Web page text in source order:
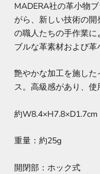
MADERA社の革小物
がら、新しい技術の
の職人たちの手作業
ブルな革素材および革
艶やかな加工を施し
ス。高級感があり、使
約W8.4×H7.8×D1.7cm
重量：約25g
開閉部：ホック式